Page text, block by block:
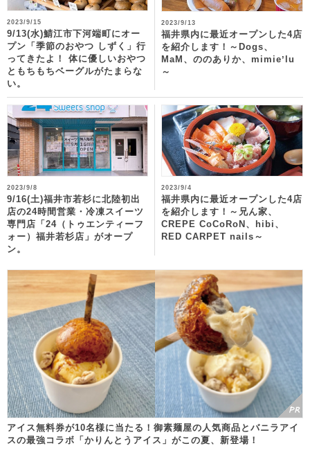
2023/9/15
9/13(水)鯖江市下河端町にオー
プン「季節のおやつ しずく」行
ってきたよ！ 体に優しいおやつ
ともちもちベーグルがたまらな
い。
2023/9/13
福井県内に最近オープンした4店
を紹介します！～Dogs、
MaM、ののありか、mimieʼlu
～
2023/9/8
9/16(土)福井市若杉に北陸初出
店の24時間営業・冷凍スイーツ
専門店「24（トゥエンティーフ
ォー）福井若杉店」がオープ
ン。
2023/9/4
福井県内に最近オープンした4店
を紹介します！～兄ん家、
CREPE CoCoRoN、hibi、
RED CARPET nails～
アイス無料券が10名様に当たる！御素麺屋の人気商品とバニラアイ
スの最強コラボ「かりんとうアイス」がこの夏、新登場！